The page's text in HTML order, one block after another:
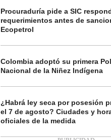
Procuraduría pide a SIC
requerimientos antes de
Ecopetrol
Colombia adoptó su primera
Nacional de la Niñez Indígena
¿Habrá ley seca por posesión
el 7 de agosto? Ciudades y
oficiales de la medida